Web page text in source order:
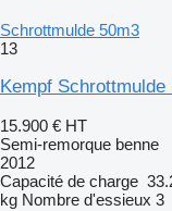
Schrottmulde 50m3
13
Kempf Schrottmulde
15.900 € HT
Semi-remorque benne
2012
Capacité de charge
kg Nombre d'essieux 3